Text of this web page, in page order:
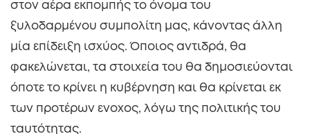
στον αέρα εκπομπής το όνομα του
ξυλοδαρμένου συμπολίτη μας, κάνοντας άλλη
μία επίδειξη ισχύος. Όποιος αντιδρά, θα
φακελώνεται, τα στοιχεία του θα δημοσιεύονται
όποτε το κρίνει η κυβέρνηση και θα κρίνεται εκ
των προτέρων ενοχος, λόγω της πολιτικής του
ταυτότητας.